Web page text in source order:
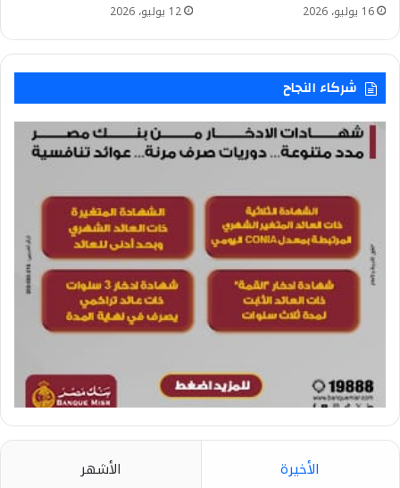
16 يوليو، 2026 12 يوليو، 2026
شركاء النجاح
الأخيرة الأشهر